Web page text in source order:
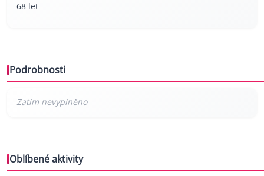
68 let
Podrobnosti
Oblíbené aktivity